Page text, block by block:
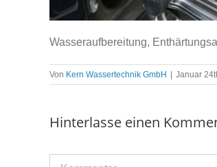
Wasseraufbereitung,
Von Kern Wassertechnik GmbH Januar
Hinterlasse einen